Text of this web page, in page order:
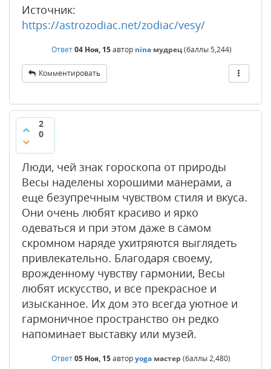
Источник:
https://astrozodiac.net/zodiac/vesy/
Ответ04 Ноя, 15автор nina мудрец(баллы5,244)
Комментировать
2
0
Люди, чей знак гороскопа от природы
Весы наделены хорошими манерами, а
еще безупречным чувством стиля и вкуса.
Они очень любят красиво и ярко
одеваться и при этом даже в самом
скромном наряде ухитряются выглядеть
привлекательно. Благодаря своему,
врожденному чувству гармонии, Весы
любят искусство, и все прекрасное и
изысканное. Их дом это всегда уютное и
гармоничное пространство он редко
напоминает выставку или музей.
Ответ05 Ноя, 15авторyoga мастер (баллы2,480)